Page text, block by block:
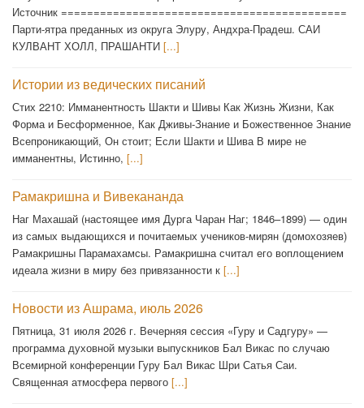
Источник ============================================
Парти-ятра преданных из округа Элуру, Андхра-Прадеш. САИ
КУЛВАНТ ХОЛЛ, ПРАШАНТИ [...]
Истории из ведических писаний
Стих 2210: Имманентность Шакти и Шивы Как Жизнь Жизни, Как
Форма и Бесформенное, Как Дживы-Знание и Божественное Знание
Всепроникающий, Он стоит; Если Шакти и Шива В мире не
имманентны, Истинно, [...]
Рамакришна и Вивекананда
Наг Махашай (настоящее имя Дурга Чаран Наг; 1846–1899) — один
из самых выдающихся и почитаемых учеников-мирян (домохозяев)
Рамакришны Парамахамсы. Рамакришна считал его воплощением
идеала жизни в миру без привязанности к [...]
Новости из Ашрама, июль 2026
Пятница, 31 июля 2026 г. Вечерняя сессия «Гуру и Садгуру» —
программа духовной музыки выпускников Бал Викас по случаю
Всемирной конференции Гуру Бал Викас Шри Сатья Саи.
Священная атмосфера первого [...]